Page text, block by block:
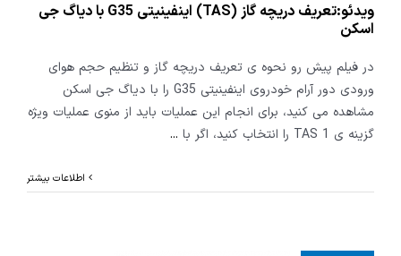
ویدئو:تعریف دریچه گاز (TAS) اینفینیتی G35 با دیاگ جی
اسکن
در فیلم پیش رو نحوه ی تعریف دریچه گاز و تنظیم حجم هوای
ورودی دور آرام خودروی اینفینیتی G35 را با دیاگ جی اسکن
مشاهده می کنید، برای انجام این عملیات باید از منوی عملیات ویژه
گزینه ی TAS 1 را انتخاب کنید، اگر با
...
اطلاعات بیشتر